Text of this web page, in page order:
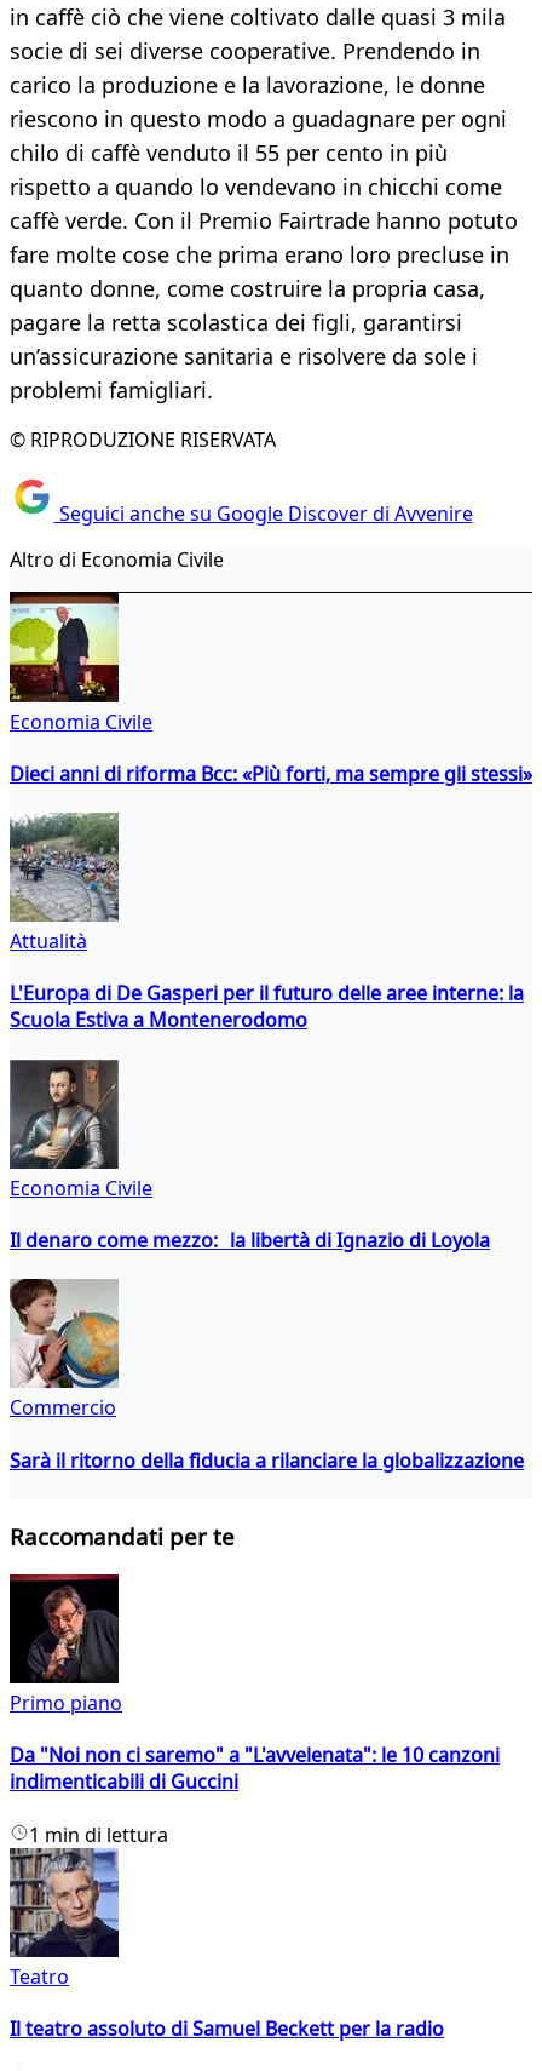
in caffè ciò che viene coltivato dalle quasi 3 mila
socie di sei diverse cooperative. Prendendo in
carico la produzione e la lavorazione, le donne
riescono in questo modo a guadagnare per ogni
chilo di caffè venduto il 55 per cento in più
rispetto a quando lo vendevano in chicchi come
caffè verde. Con il Premio Fairtrade hanno potuto
fare molte cose che prima erano loro precluse in
quanto donne, come costruire la propria casa,
pagare la retta scolastica dei figli, garantirsi
un’assicurazione sanitaria e risolvere da sole i
problemi famigliari.
© RIPRODUZIONE RISERVATA
Seguici anche su Google Discover di Avvenire
Altro di Economia Civile
Economia Civile
Dieci anni di riforma Bcc: «Più forti, ma sempre gli stessi»
Attualità
L'Europa di De Gasperi per il futuro delle aree interne: la
Scuola Estiva a Montenerodomo
Economia Civile
Il denaro come mezzo: la libertà di Ignazio di Loyola
Commercio
Sarà il ritorno della fiducia a rilanciare la globalizzazione
Raccomandati per te
Primo piano
Da "Noi non ci saremo" a "L'avvelenata": le 10 canzoni
indimenticabili di Guccini
1 min di lettura
Teatro
Il teatro assoluto di Samuel Beckett per la radio